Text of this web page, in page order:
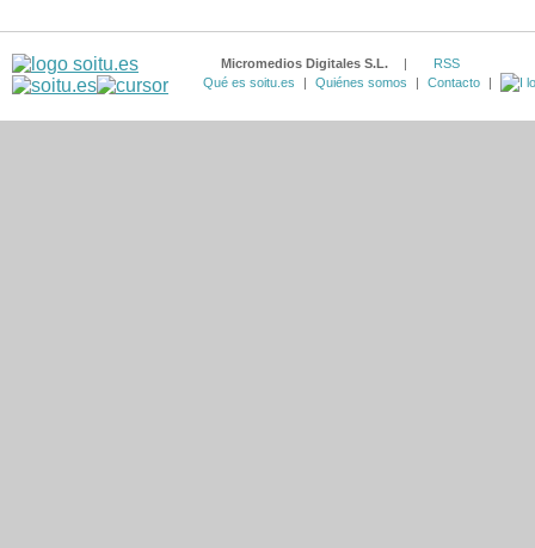
Micromedios Digitales S.L. |
RSS
Qué es soitu.es
| Quiénes somos | Contacto |